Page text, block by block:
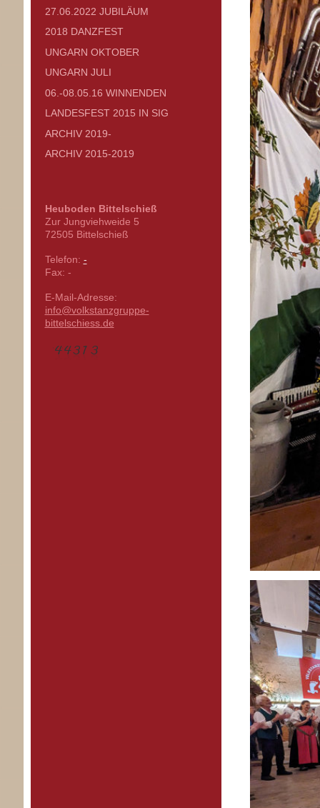
27.06.2022 JUBILÄUM
2018 DANZFEST
UNGARN OKTOBER
UNGARN JULI
06.-08.05.16 WINNENDEN
LANDESFEST 2015 IN SIG
ARCHIV 2019-
ARCHIV 2015-2019
Heuboden Bittelschieß
Zur Jungviehweide 5
72505 Bittelschieß
Telefon: -
Fax: -
E-Mail-Adresse:
info@volkstanzgruppe-
bittelschiess.de